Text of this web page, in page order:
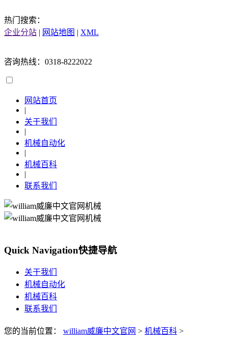
热门搜索：
企业分站 | 网站地图 | XML
咨询热线：0318-8222022
网站首页
|
关于我们
|
机械自动化
|
机械百科
|
联系我们
Quick Navigation快捷导航
关于我们
机械自动化
机械百科
联系我们
您的当前位置： william威廉中文官网 > 机械百科 >